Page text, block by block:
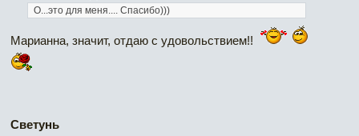
О...это для меня.... Спасибо)))
Марианна, значит, отдаю с удовольствием!!
Светунь